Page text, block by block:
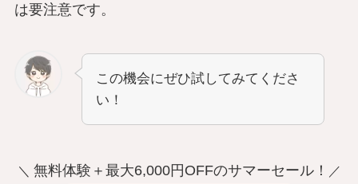
は要注意です。
この機会にぜひ試してみてくださ
い！
＼ 無料体験＋最大6,000円OFFのサマーセール！ ／